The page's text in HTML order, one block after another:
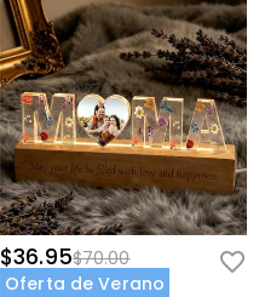
$36.95$70.00
Oferta de Verano